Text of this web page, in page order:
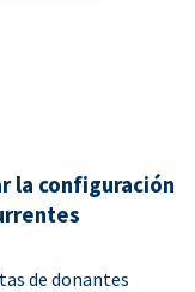
la configuración
de donantes